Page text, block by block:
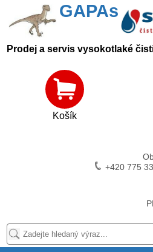
GAPAs
Prodej a servis vysokotlaké
+420 775
Košík